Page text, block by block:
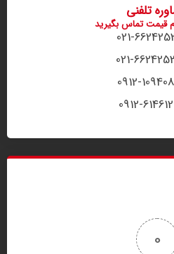
تلفنی
قیمت تماس بگیرید
021-
021-
0912-
0912-
0